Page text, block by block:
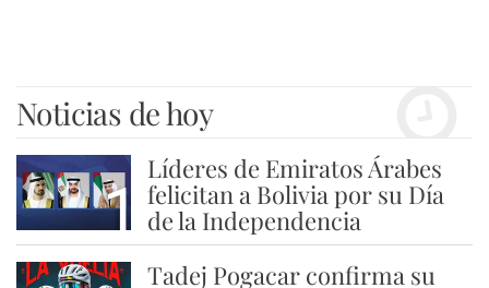
Noticias de hoy
1
Líderes de Emiratos Árabes
felicitan a Bolivia por su Día
de la Independencia
Tadej Pogacar confirma su